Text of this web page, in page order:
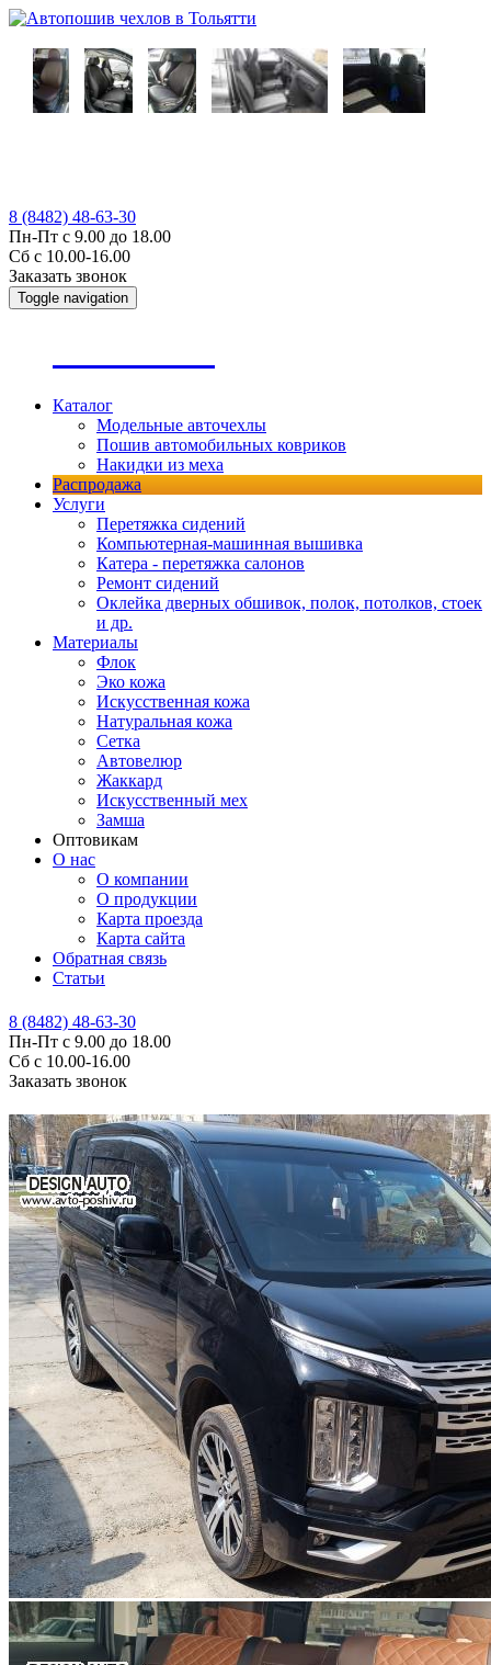
8 (8482) 48-63-30
Пн-Пт с 9.00 до 18.00
Сб с 10.00-16.00
Заказать звонок
Toggle navigation
Каталог
Модельные авточехлы
Пошив автомобильных ковриков
Накидки из меха
Распродажа
Услуги
Перетяжка сидений
Компьютерная-машинная вышивка
Катера - перетяжка салонов
Ремонт сидений
Оклейка дверных обшивок, полок, потолков, стоек
и др.
Материалы
Флок
Эко кожа
Искусственная кожа
Натуральная кожа
Сетка
Автовелюр
Жаккард
Искусственный мех
Замша
Оптовикам
О нас
О компании
О продукции
Карта проезда
Карта сайта
Обратная связь
Статьи
8 (8482) 48-63-30
Пн-Пт с 9.00 до 18.00
Сб с 10.00-16.00
Заказать звонок